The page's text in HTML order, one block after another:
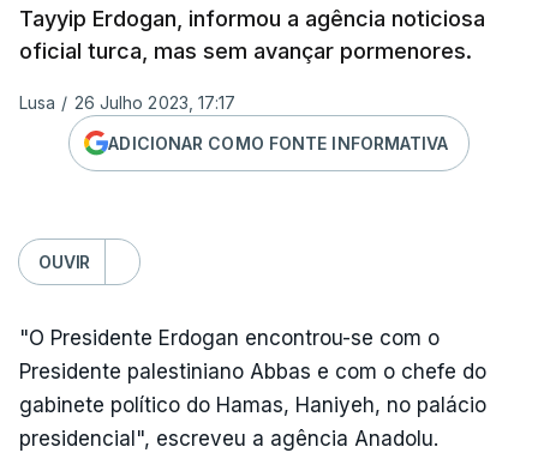
Tayyip Erdogan, informou a agência noticiosa
oficial turca, mas sem avançar pormenores.
Lusa / 26 Julho 2023, 17:17
ADICIONAR COMO FONTE INFORMATIVA
OUVIR
"O Presidente Erdogan encontrou-se com o
Presidente palestiniano Abbas e com o chefe do
gabinete político do Hamas, Haniyeh, no palácio
presidencial", escreveu a agência Anadolu.